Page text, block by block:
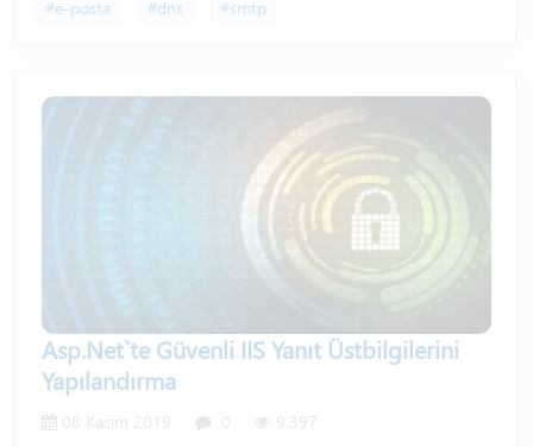
#e-posta
#dns #smtp
Asp.Net`te Güvenli IIS Yanıt Üstbilgilerini
Yapılandırma
08 Kasım 2019 0 9.397